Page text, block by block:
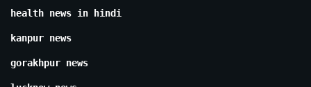
health news in hindi
kanpur news
gorakhpur news